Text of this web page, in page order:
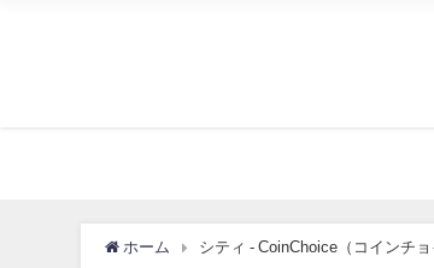
ホーム シティ - CoinChoice（コインチョ